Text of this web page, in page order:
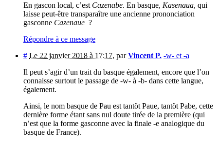
En gascon local, c’est Cazenabe. En basque, Kasenaua, qui
laisse peut-être transparaître une ancienne prononciation
gasconne Cazenaue ?
Répondre à ce message
# Le 22 janvier 2018 à 17:17, parVincent P. -w- et -a
Il peut s’agir d’un trait du basque également, encore que l’on
connaisse surtout le passage de -w- à -b- dans cette langue,
également.
Ainsi, le nom basque de Pau est tantôt Paue, tantôt Pabe, cette
dernière forme étant sans nul doute tirée de la première (qui
n’est que la forme gasconne avec la finale -e analogique du
basque de France).